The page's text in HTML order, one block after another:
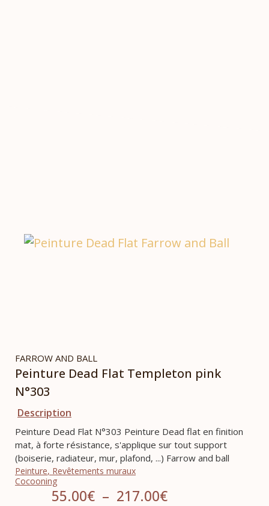
FARROW AND BALL
Peinture Dead Flat Templeton pink
N°303
Description
Peinture Dead Flat N°303 Peinture Dead flat en finition
mat, à forte résistance, s'applique sur tout support
(boiserie, radiateur, mur, plafond, ...) Farrow and ball
Peinture, Revêtements muraux
Cocooning
55.00€ – 217.00€